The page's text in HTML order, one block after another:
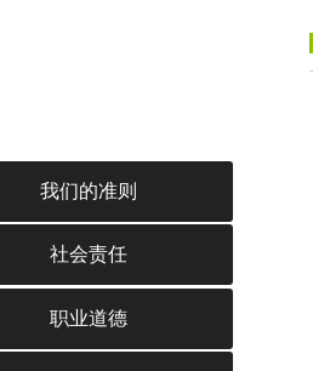
我们的准则
社会责任
职业道德